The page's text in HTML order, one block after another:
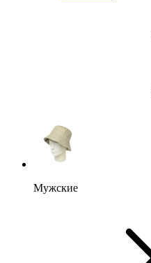
Мужские